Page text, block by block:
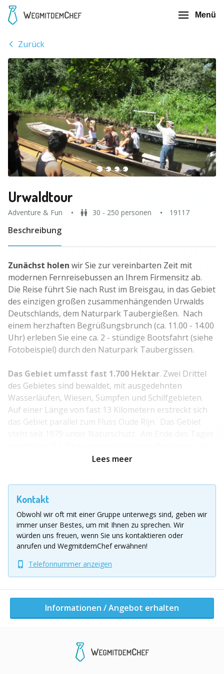
Menü
Zurück
Urwaldtour
Adventure & Fun 30 - 250 personen 19117
Beschreibung
Zunächst holen wir Sie zur vereinbarten Zeit mit
modernen Fernreisebussen an Ihrem Firmensitz ab.
Die Reise führt Sie nach Rust im Breisgau, in das Gebiet
des einzigen großen zusammenhängenden Urwalds
Deutschlands, dem Naturpark Taubergießen. Nach
einem herzhaften Begrüßungsbrunch (ca. 11.00 - 14.00
Uhr) erleben Sie eine ca. 2 - stündige Bootsfahrt (siehe
Fotobeispiel) durch den Naturpark Taubergissen.
Das Gebiet umfasst fast 1.700 Hektar. Zwei Drittel
des Gebietes sind bewaldet, mit ausgedehnten
Wasserläufen, Wiesen, Sümpfen und Schilfgebieten.
Auf einer Länge von fast 13 Kilometern erstreckt sich
das Gebiet parallel zum Fluss Oude Rijn. Das Gebiet
Abend essen. Die Rückfahrt zu Ihrem Hauptsitz erfolgt
gerne bereit, Ihre Änderungswünsche zu
berücksichtigen (z. B. später, falls gewünscht).
Angebot gültig ab
Preisänderungen können bei kleineren
Personenzahlen erforderlich sein, sind aber auf
Anfrage möglich.
Paketdienst: - Busfahrt zum und vom Zielort -
Willkommensbrunch (exkl. Getränke) - Schifffahrt
Getränke) - Führung durch Abenteuer & Spaß
Mindestteilnehmerzahl von 40 Personen.
Änderungsanträge können jederzeit berücksichtigt
Lees meer
Kontakt
Obwohl wir oft mit einer Gruppe unterwegs sind, geben wir
immer unser Bestes, um mit Ihnen zu sprechen. Wir
würden uns freuen, wenn Sie uns kontaktieren oder
anrufen und WegmitdemChef erwähnen!
Telefonnummer anzeigen
Informationen / Angebot erhalten